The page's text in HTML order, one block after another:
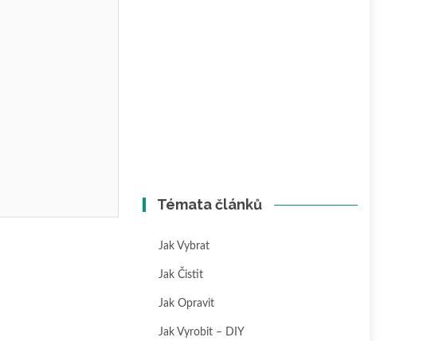
Témata článků
Jak Vybrat
Jak Čistit
Jak Opravit
Jak Vyrobit – DIY